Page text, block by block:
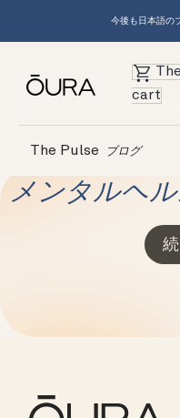
今後も日本語の
cart
The Pulse ブログ
メンタルヘ